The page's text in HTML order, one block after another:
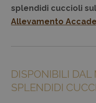
splendidi cuccioli
Allevamento
DISPONIBILI DAL
SPLENDIDI